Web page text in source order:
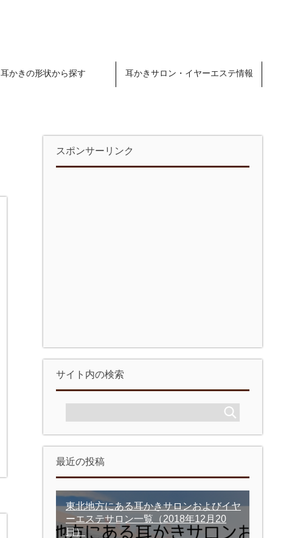
耳かきの形状から探す 耳かきサロン・イヤーエステ情報
スポンサーリンク
サイト内の検索
最近の投稿
東北地方にある耳かきサロンおよびイヤ
ーエステサロン一覧 （2018年12月20
日）